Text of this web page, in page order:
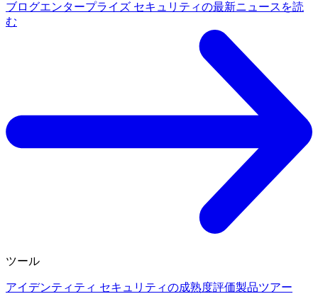
ブログエンタープライズ セキュリティの最新ニュースを読
む
ツール
アイデンティティ セキュリティの成熟度評価製品ツアー